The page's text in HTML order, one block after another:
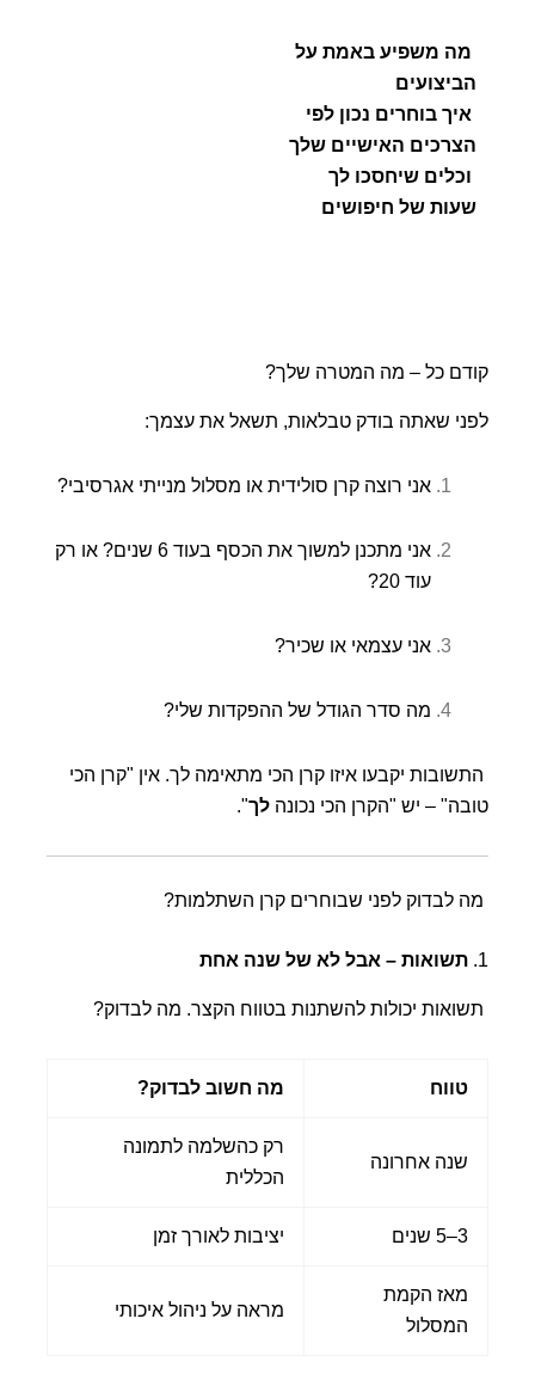
מה משפיע באמת על
הביצועים
איך בוחרים נכון לפי
הצרכים האישיים שלך
וכלים שיחסכו לך
שעות של חיפושים
קודם כל – מה המטרה שלך?
לפני שאתה בודק טבלאות, תשאל את עצמך:
אני רוצה קרן סולידית או מסלול מנייתי אגרסיבי?
אני מתכנן למשוך את הכסף בעוד 6 שנים? או רק
עוד 20?
אני עצמאי או שכיר?
מה סדר הגודל של ההפקדות שלי?
התשובות יקבעו איזו קרן הכי מתאימה לך. אין "קרן הכי
טובה" – יש "הקרן הכי נכונה לך".
מה לבדוק לפני שבוחרים קרן השתלמות?
1. תשואות – אבל לא של שנה אחת
תשואות יכולות להשתנות בטווח הקצר. מה לבדוק?
טווח מה חשוב לבדוק?
שנה אחרונה
רק כהשלמה לתמונה
הכללית
3–5 שנים יציבות לאורך זמן
מאז הקמת
המסלול
מראה על ניהול איכותי